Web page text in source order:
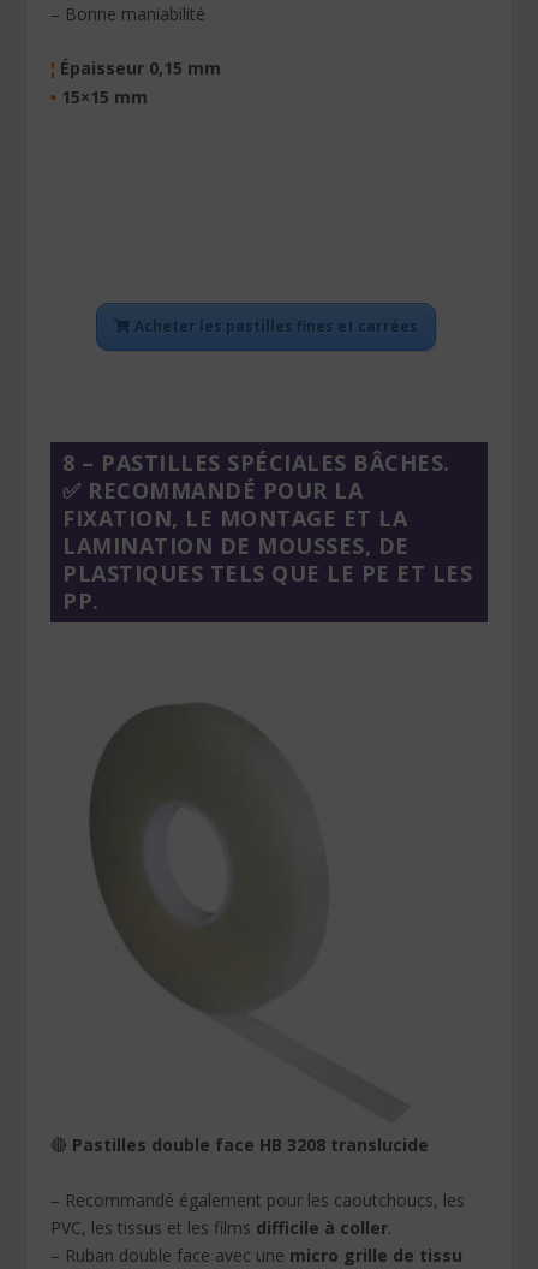
– Bonne maniabilité
¦ Épaisseur 0,15 mm
• 15×15 mm
Acheter les pastilles fines et carrées
8 – PASTILLES SPÉCIALES BÂCHES.
✅ RECOMMANDÉ POUR LA
FIXATION, LE MONTAGE ET LA
LAMINATION DE MOUSSES, DE
PLASTIQUES TELS QUE LE PE ET LES
PP.
🔴 Pastilles double face HB 3208 translucide
– Recommandé également pour les caoutchoucs, les
PVC, les tissus et les films difficile à coller.
– Ruban double face avec une micro grille de tissu